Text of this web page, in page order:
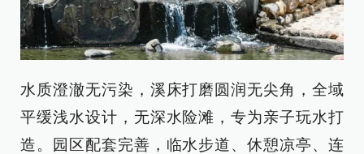
水质澄澈无污染，溪床打磨圆润无尖角，全域
平缓浅水设计，无深水险滩，专为亲子玩水打
造。园区配套完善，临水步道、休憩凉亭、连